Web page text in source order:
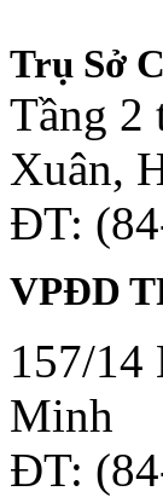
Trụ Sở
Tầng 2
Xuân,
ĐT:
VPĐD
157/14
Minh
ĐT: